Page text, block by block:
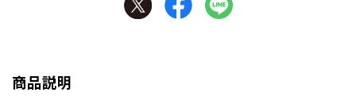
商品説明